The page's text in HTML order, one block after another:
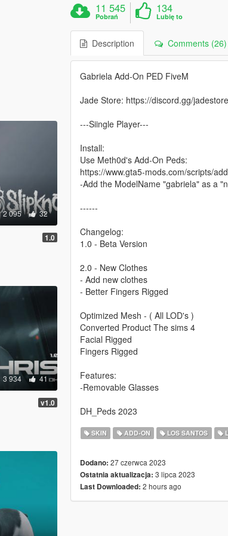
2 095 32
1.0
3 934 41
v1.0
11 545
Pobrań
134
Lubię to
Description Comments (26)
Gabriela Add-On PED FiveM
Jade Store: https://discord.gg/jadestore
---Siingle Player---
Install:
Use Meth0d's Add-On Peds:
https://www.gta5-mods.com/scripts/
-Add the ModelName "gabriela" as a
------
Changelog:
1.0 - Beta Version
2.0 - New Clothes
- Add new clothes
- Better Fingers Rigged
Optimized Mesh - ( All LOD's )
Converted Product The sims 4
Facial Rigged
Fingers Rigged
Features:
-Removable Glasses
DH_Peds 2023
SKIN ADD-ON LOS SANTOS
Dodano: 27 czerwca 2023
Ostatnia aktualizacja: 3 lipca 2023
Last Downloaded: 2 hours ago